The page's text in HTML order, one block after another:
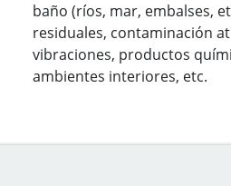
baño (ríos, mar, embalses,
residuales, contaminación
vibraciones, productos
ambientes interiores, etc.